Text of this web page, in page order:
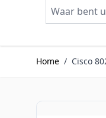
Home / Cisco